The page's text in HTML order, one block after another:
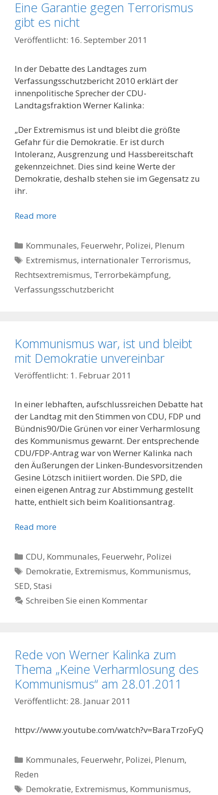
Eine Garantie gegen Terrorismus
gibt es nicht
16. September 2011
In der Debatte des Landtages zum
Verfassungsschutzbericht 2010 erklärt der
innenpolitische Sprecher der CDU-
Landtagsfraktion Werner Kalinka:
„Der Extremismus ist und bleibt die größte
Gefahr für die Demokratie. Er ist durch
Intoleranz, Ausgrenzung und Hassbereitschaft
gekennzeichnet. Dies sind keine Werte der
Demokratie, deshalb stehen sie im Gegensatz zu
ihr.
Read more
Kategorien
Kommunales, Feuerwehr, Polizei, Plenum
Schlagwörter
Extremismus, internationaler Terrorismus,
Rechtsextremismus, Terrorbekämpfung,
Verfassungsschutzbericht
Kommunismus war, ist und bleibt
mit Demokratie unvereinbar
1. Februar 2011
In einer lebhaften, aufschlussreichen Debatte hat
der Landtag mit den Stimmen von CDU, FDP und
Bündnis90/Die Grünen vor einer Verharmlosung
des Kommunismus gewarnt. Der entsprechende
CDU/FDP-Antrag war von Werner Kalinka nach
den Äußerungen der Linken-Bundesvorsitzenden
Gesine Lötzsch initiiert worden. Die SPD, die
einen eigenen Antrag zur Abstimmung gestellt
hatte, enthielt sich beim Koalitionsantrag.
Read more
Kategorien
CDU, Kommunales, Feuerwehr, Polizei
Schlagwörter
Demokratie, Extremismus, Kommunismus,
SED, Stasi
Schreiben Sie einen Kommentar
Rede von Werner Kalinka zum
Thema „Keine Verharmlosung des
Kommunismus“ am 28.01.2011
28. Januar 2011
httpv://www.youtube.com/watch?v=BaraTrzoFyQ
Kategorien
Kommunales, Feuerwehr, Polizei, Plenum,
Reden
Schlagwörter
Demokratie, Extremismus, Kommunismus,